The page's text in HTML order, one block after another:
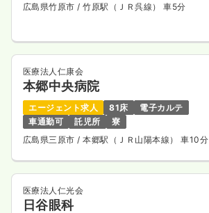
広島県竹原市 / 竹原駅（ＪＲ呉線） 車5分
医療法人仁康会
本郷中央病院
エージェント求人 81床
電子カルテ
車通勤可
託児所
寮
広島県三原市/ 本郷駅（ＪＲ山陽本線） 車10分
医療法人仁光会
日谷眼科